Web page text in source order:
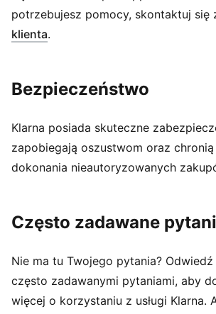
potrzebujesz pomocy, skontaktuj się
klienta.
Bezpieczeństwo
Klarna posiada skuteczne
zapobiegają oszustwom oraz
dokonania nieautoryzowanych
Często zadawane
Nie ma tu Twojego pytania?
często zadawanymi pytaniami, aby
więcej o korzystaniu z usługi Klarna.